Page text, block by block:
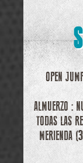
OPEN
ALMUERZO :
TODAS LAS
MERIENDA